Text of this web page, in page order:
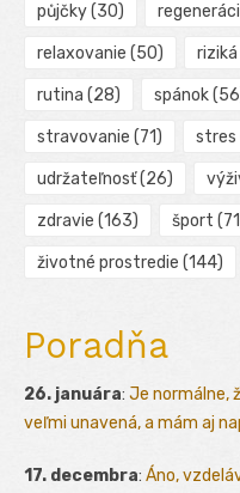
půjčky(30)
relaxovanie (50) riziká
rutina (28) spánok
stravovanie (71) stres
udržateľnosť(26)
zdravie (163) šport
životné prostredie (144)
Poradňa
26. januára: Je normálne,
veľmi unavená, a mám aj
17. decembra: Áno,